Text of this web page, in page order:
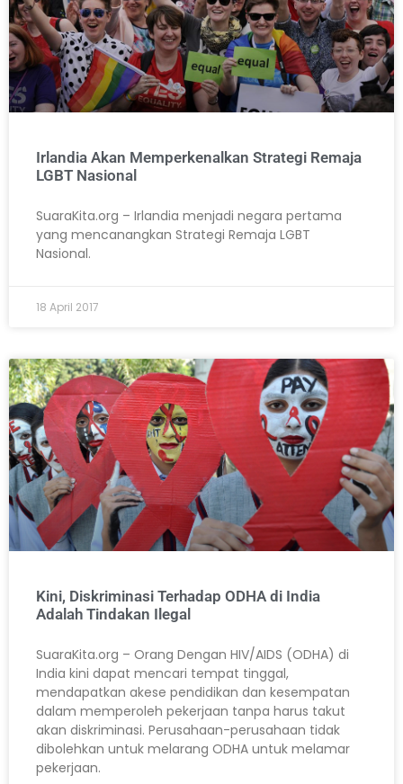
Irlandia Akan Memperkenalkan Strategi Remaja
LGBT Nasional
SuaraKita.org – Irlandia menjadi negara pertama
yang mencanangkan Strategi Remaja LGBT
Nasional.
18 April 2017
Kini, Diskriminasi Terhadap ODHA di India
Adalah Tindakan Ilegal
SuaraKita.org – Orang Dengan HIV/AIDS (ODHA) di
India kini dapat mencari tempat tinggal,
mendapatkan akese pendidikan dan kesempatan
dalam memperoleh pekerjaan tanpa harus takut
akan diskriminasi. Perusahaan-perusahaan tidak
dibolehkan untuk melarang ODHA untuk melamar
pekerjaan.